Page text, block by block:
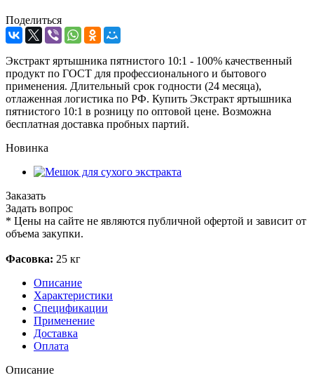
Поделиться
Экстракт яртышника пятнистого 10:1 - 100% качественный
продукт по ГОСТ для профессионального и бытового
применения. Длительный срок годности (24 месяца),
отлаженная логистика по РФ. Купить Экстракт яртышника
пятнистого 10:1 в розницу по оптовой цене. Возможна
бесплатная доставка пробных партий.
Новинка
Заказать
Задать вопрос
* Цены на сайте не являются публичной офертой и зависит от
объема закупки.
Фасовка: 25 кг
Описание
Характеристики
Спецификации
Применение
Доставка
Оплата
Описание